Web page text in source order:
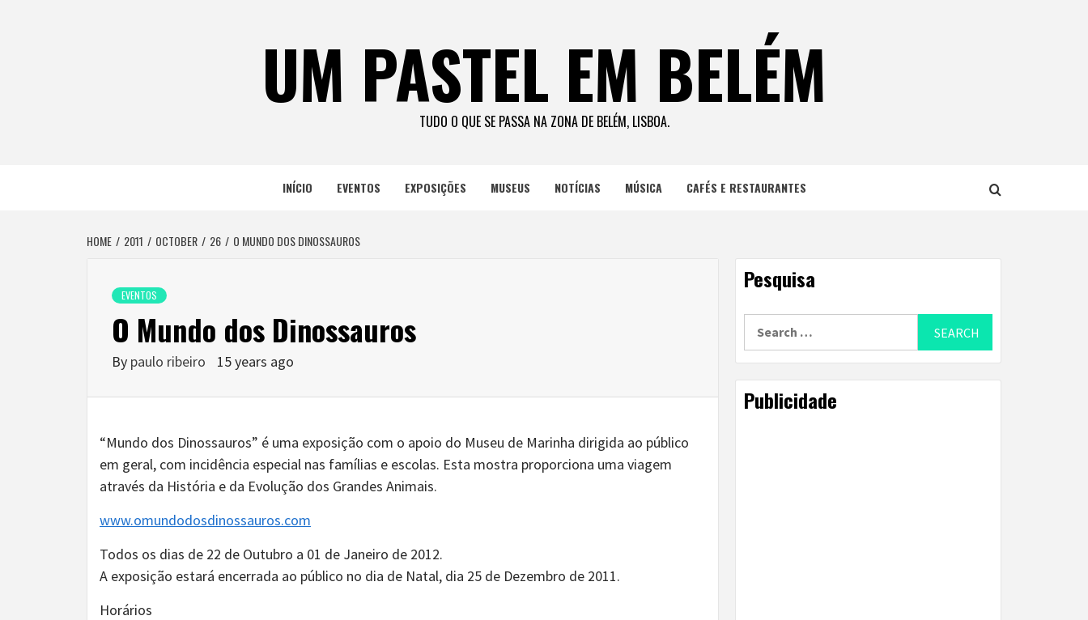
UM PASTEL EM BELÉM
TUDO O QUE SE PASSA NA ZONA DE BELÉM, LISBOA.
INÍCIO EVENTOS EXPOSIÇÕES MUSEUS NOTÍCIAS MÚSICA CAFÉS E RESTAURANTES
HOME 2011 OCTOBER 26 O MUNDO DOS DINOSSAUROS
EVENTOS
O Mundo dos Dinossauros
By paulo ribeiro 15 years ago
“Mundo dos Dinossauros” é uma exposição com o apoio do Museu de Marinha dirigida ao público
em geral, com incidência especial nas famílias e escolas. Esta mostra proporciona uma viagem
através da História e da Evolução dos Grandes Animais.
www.omundodosdinossauros.com
Todos os dias de 22 de Outubro a 01 de Janeiro de 2012.
A exposição estará encerrada ao público no dia de Natal, dia 25 de Dezembro de 2011.
Horários
Pesquisa
Publicidade